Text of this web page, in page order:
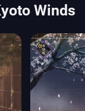
Winds